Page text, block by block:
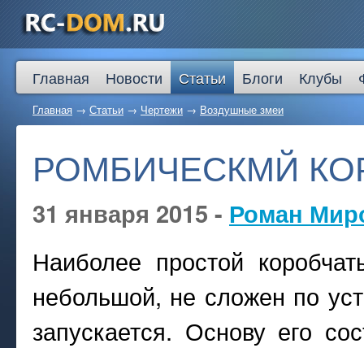
Главная Новости Статьи Блоги Клубы
Главная → Статьи → Чертежи → Воздушные змеи
РОМБИЧЕСКМЙ
31 января 2015 - Роман
Наиболее простой
небольшой, не сложен по
запускается. Основу его